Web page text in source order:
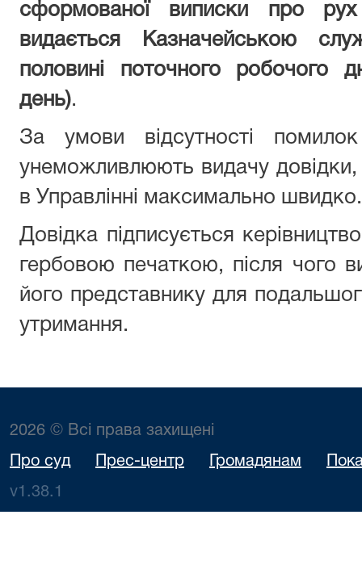
сформованої виписки про
видається Казначейською
половині поточного робочого
день).
За умови відсутності
унеможливлюють видачу
в Управлінні максимально швидко.
Довідка підписується
гербовою печаткою, після чого
його представнику для
утримання.
2026 © Всі права захищені
Про суд Прес-центр Громадянам
v1.38.1